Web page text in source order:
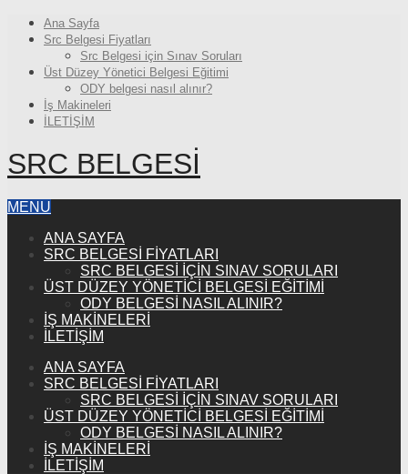
Ana Sayfa
Src Belgesi Fiyatları
Src Belgesi için Sınav Soruları
Üst Düzey Yönetici Belgesi Eğitimi
ODY belgesi nasıl alınır?
İş Makineleri
İLETİŞİM
SRC BELGESI
MENU
ANA SAYFA
SRC BELGESI FIYATLARI
SRC BELGESI IÇIN SINAV SORULARI
ÜST DÜZEY YÖNETICI BELGESI EĞITIMI
ODY BELGESI NASIL ALINIR?
İŞ MAKINELERI
İLETİŞİM
ANA SAYFA
SRC BELGESI FIYATLARI
SRC BELGESI IÇIN SINAV SORULARI
ÜST DÜZEY YÖNETICI BELGESI EĞITIMI
ODY BELGESI NASIL ALINIR?
İŞ MAKINELERI
İLETİŞİM